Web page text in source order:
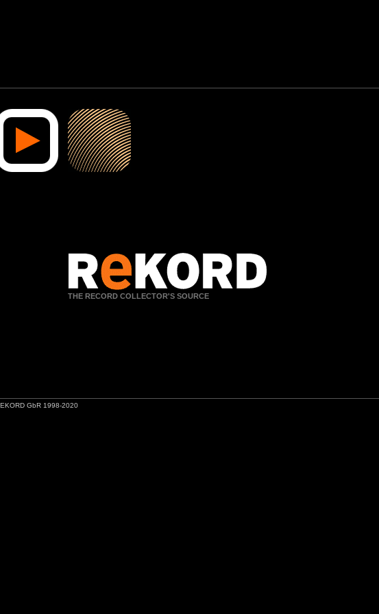
THE RECORD COLLECTOR'S SOURCE
GbR 1998-2020